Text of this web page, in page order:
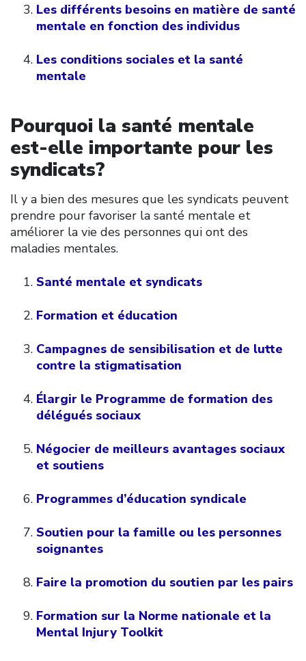
Les différents besoins en matière de santé
mentale en fonction des individus
Les conditions sociales et la santé
mentale
Pourquoi la santé mentale
est-elle importante pour les
syndicats?
Il y a bien des mesures que les syndicats peuvent
prendre pour favoriser la santé mentale et
améliorer la vie des personnes qui ont des
maladies mentales.
Santé mentale et syndicats
Formation et éducation
Campagnes de sensibilisation et de lutte
contre la stigmatisation
Élargir le Programme de formation des
délégués sociaux
Négocier de meilleurs avantages sociaux
et soutiens
Programmes d’éducation syndicale
Soutien pour la famille ou les personnes
soignantes
Faire la promotion du soutien par les pairs
Formation sur la Norme nationale et la
Mental Injury Toolkit